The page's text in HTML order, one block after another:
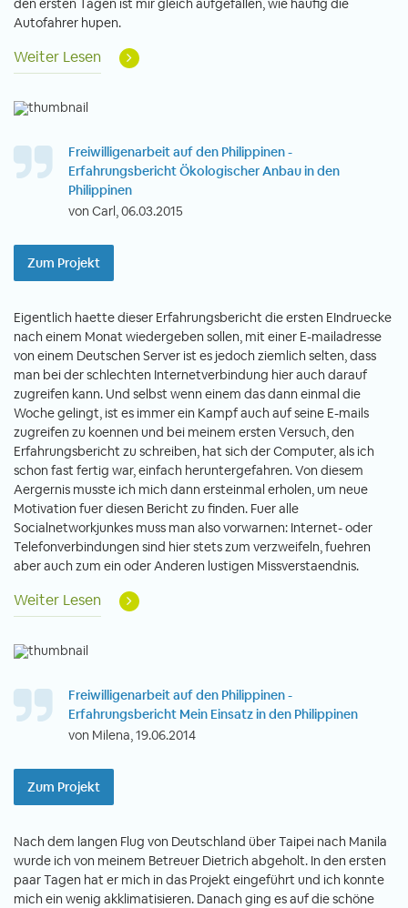
den ersten Tagen ist mir gleich aufgefallen, wie häufig die
Autofahrer hupen.
Weiter Lesen
Freiwilligenarbeit auf den Philippinen -
Erfahrungsbericht Ökologischer Anbau in den
Philippinen
von Carl, 06.03.2015
Zum Projekt
Eigentlich haette dieser Erfahrungsbericht die ersten EIndruecke
nach einem Monat wiedergeben sollen, mit einer E-mailadresse
von einem Deutschen Server ist es jedoch ziemlich selten, dass
man bei der schlechten Internetverbindung hier auch darauf
zugreifen kann. Und selbst wenn einem das dann einmal die
Woche gelingt, ist es immer ein Kampf auch auf seine E-mails
zugreifen zu koennen und bei meinem ersten Versuch, den
Erfahrungsbericht zu schreiben, hat sich der Computer, als ich
schon fast fertig war, einfach heruntergefahren. Von diesem
Aergernis musste ich mich dann ersteinmal erholen, um neue
Motivation fuer diesen Bericht zu finden. Fuer alle
Socialnetworkjunkes muss man also vorwarnen: Internet- oder
Telefonverbindungen sind hier stets zum verzweifeln, fuehren
aber auch zum ein oder Anderen lustigen Missverstaendnis.
Weiter Lesen
Freiwilligenarbeit auf den Philippinen -
Erfahrungsbericht Mein Einsatz in den Philippinen
von Milena, 19.06.2014
Zum Projekt
Nach dem langen Flug von Deutschland über Taipei nach Manila
wurde ich von meinem Betreuer Dietrich abgeholt. In den ersten
paar Tagen hat er mich in das Projekt eingeführt und ich konnte
mich ein wenig akklimatisieren. Danach ging es auf die schöne